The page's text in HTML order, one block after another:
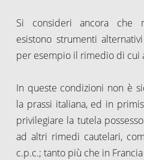
Si consideri ancora che
esistono strumenti
per esempio il rimedio di cui
In queste condizioni non è
la prassi italiana, ed in
privilegiare la tutela
ad altri rimedi cautelari,
c.p.c.; tanto più che in